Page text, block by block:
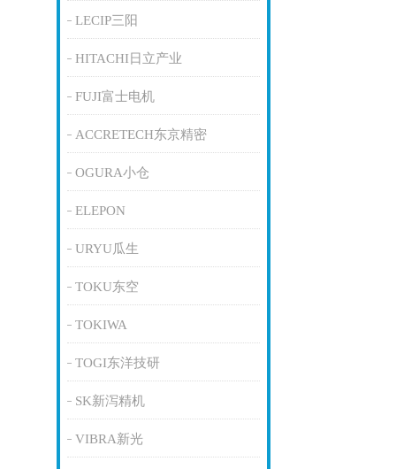
LECIP三阳
HITACHI日立产业
FUJI富士电机
ACCRETECH东京精密
OGURA小仓
ELEPON
URYU瓜生
TOKU东空
TOKIWA
TOGI东洋技研
SK新泻精机
VIBRA新光